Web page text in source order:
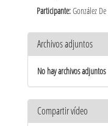
Participante:González
Archivos adjuntos
No hay archivos adjuntos
Compartir vídeo